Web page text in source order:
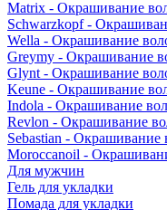
Matrix - Окрашивание
Schwarzkopf -
Wella - Окрашивание
Greymy - Окрашивание
Glynt - Окрашивание
Keune - Окрашивание
Indola - Окрашивание
Revlon - Окрашивание
Sebastian - Окрашивание
Moroccanoil -
Для мужчин
Гель для укладки
Помада для укладки